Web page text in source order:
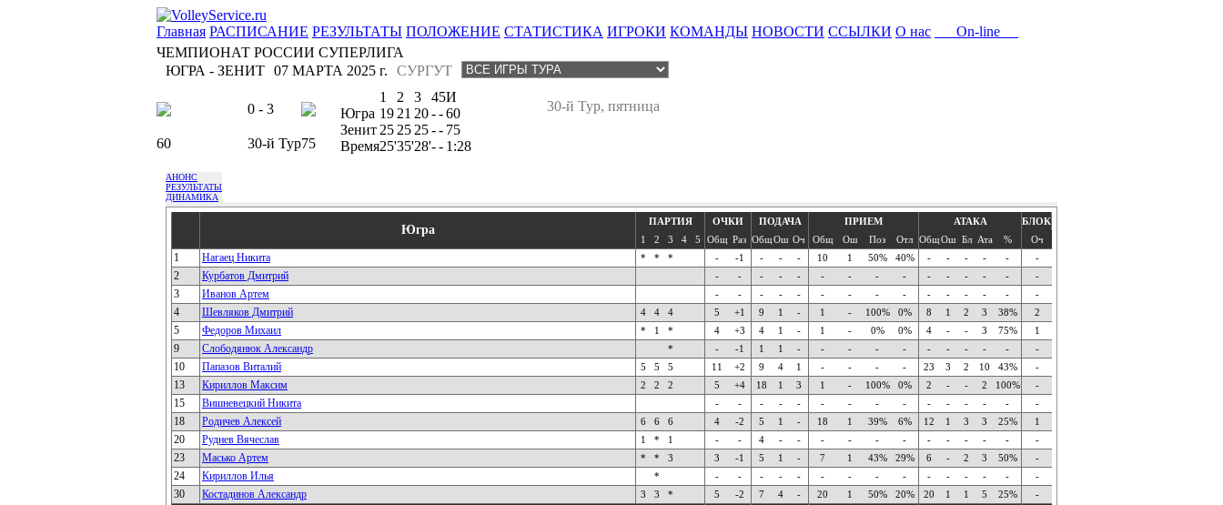
Главная РАСПИСАНИЕ РЕЗУЛЬТАТЫ ПОЛОЖЕНИЕ СТАТИСТИКА ИГРОКИ КОМАНДЫ НОВОСТИ ССЫЛКИ О нас
On-line
ЧЕМПИОНАТ РОССИИ СУПЕРЛИГА
ЮГРА - ЗЕНИТ
СУРГУТ
07 МАРТА 2025 г.
0 - 3
60 30-й Тур75
30-й Тур, пятница
1 2 3 45И
Югра 19 21 20--60
Зенит 25 25 25-- 75
Время25'35'28'-- 1:28
АНОНС
РЕЗУЛЬТАТЫ
ДИНАМИКА
Югра
ПАРТИЯ ОЧКИ ПОДАЧА ПРИЕМ АТАКА
БЛОК
1
2 3 4 5 Общ Раз ОбщОш Оч Общ Ош Поз Отл ОбщОш Бл Ата % Оч
1 Нагаец Никита * * * - -1 - - - 10 1 50% 40% - - - - - -
2 Курбатов Дмитрий - - - - - - - - - - - - - - -
3 Иванов Артем - - - - - - - - - - - - - - -
4 Шевляков Дмитрий 4 4 4 5 +1 9 1 - 1 - 100% 0% 8 1 2 3 38% 2
5 Федоров Михаил * 1 * 4 +3 4 1 - 1 - 0% 0% 4 - - 3 75% 1
9 Слободянюк Александр * - -1 1 1 - - - - - - - - - - -
10 Папазов Виталий 5 5 5 11 +2 9 4 1 - - - - 23 3 2 10 43% -
13 Кириллов Максим 2 2 2 5 +4 18 1 3 1 - 100% 0% 2 - - 2 100% -
15 Вишневецкий Никита - - - - - - - - - - - - - - -
18 Родичев Алексей 6 6 6 4 -2 5 1 - 18 1 39% 6% 12 1 3 3 25% 1
20 Руднев Вячеслав 1 * 1 - - 4 - - - - - - - - - - - -
23 Масько Артем * * 3 3 -1 5 1 - 7 1 43% 29% 6 - 2 3 50% -
24 Кириллов Илья * - - - - - - - - - - - - - - -
30 Костадинов Александр 3 3 * 5 -2 7 4 - 20 1 50% 20% 20 1 1 5 25% -